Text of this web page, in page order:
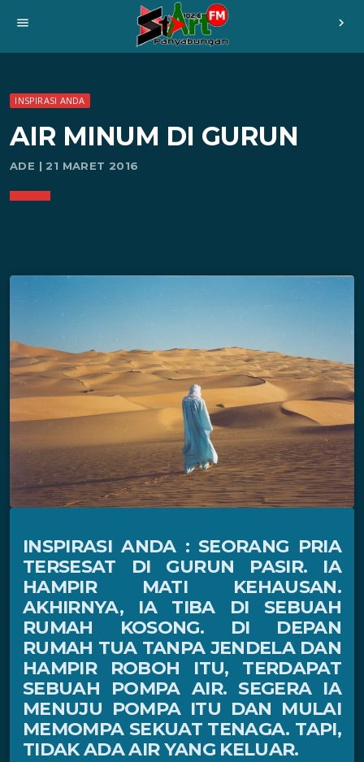
menu chevron_right
INSPIRASI ANDA
AIR MINUM DI GURUN
ADE | 21 MARET 2016
INSPIRASI ANDA : SEORANG PRIA
TERSESAT DI GURUN PASIR. IA
HAMPIR MATI KEHAUSAN.
AKHIRNYA, IA TIBA DI SEBUAH
RUMAH KOSONG. DI DEPAN
RUMAH TUA TANPA JENDELA DAN
HAMPIR ROBOH ITU, TERDAPAT
SEBUAH POMPA AIR. SEGERA IA
MENUJU POMPA ITU DAN MULAI
MEMOMPA SEKUAT TENAGA. TAPI,
TIDAK ADA AIR YANG KELUAR.